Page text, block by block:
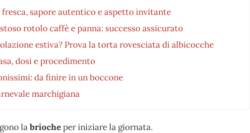
sapore autentico e aspetto invitante
rotolo caffè e panna: successo assicurato
estiva? Prova la torta rovesciata di albicocche
dosi e procedimento
da finire in un boccone
marchigiana
labriocheper iniziare la giornata.